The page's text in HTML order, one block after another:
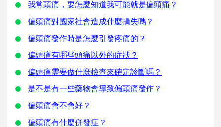
我常頭痛，要怎麼知道我可能就是偏頭痛？
偏頭痛對國家社會造成什麼損失嗎？
偏頭痛發作時是怎麼引發疼痛的？
偏頭痛有哪些頭痛以外的症狀？
偏頭痛需要做什麼檢查來確定診斷嗎？
是不是有一些藥物會導致偏頭痛發作？
偏頭痛會不會好？
偏頭痛有什麼併發症？